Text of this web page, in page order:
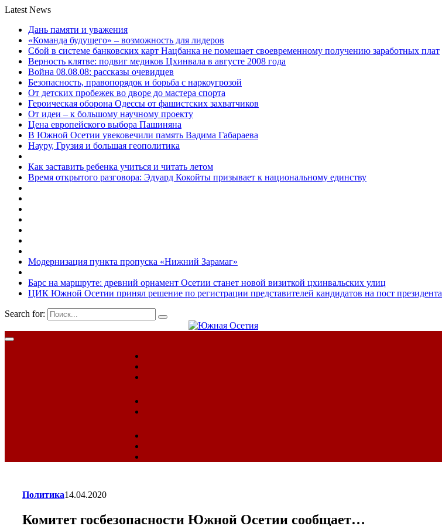
Latest News
Дань памяти и уважения
«Команда будущего» – возможность для лидеров
Сбой в системе банковских карт Нацбанка не помешает своевременному получению заработных плат
Верность клятве: подвиг медиков Цхинвала в августе 2008 года
Война 08.08.08: рассказы очевидцев
Безопасность, правопорядок и борьба с наркоугрозой
От детских пробежек во дворе до мастера спорта
Героическая оборона Одессы от фашистских захватчиков
От идеи – к большому научному проекту
Цена европейского выбора Пашиняна
В Южной Осетии увековечили память Вадима Габараева
Науру, Грузия и большая геополитика
Как заставить ребенка учиться и читать летом
Время открытого разговора: Эдуард Кокойты призывает к национальному единству
Модернизация пункта пропуска «Нижний Зарамаг»
Барс на маршруте: древний орнамент Осетии станет новой визиткой цхинвальских улиц
ЦИК Южной Осетии принял решение по регистрации представителей кандидатов на пост президента
Search for:
Политика14.04.2020
Комитет госбезопасности Южной Осетии сообщает…